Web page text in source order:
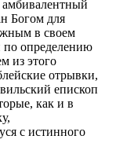
Богом для
в своем
по определению
из этого
отрывки,
епископ
как и в
с истинного